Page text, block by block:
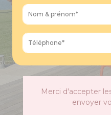
Merci d'accepter
envoyer